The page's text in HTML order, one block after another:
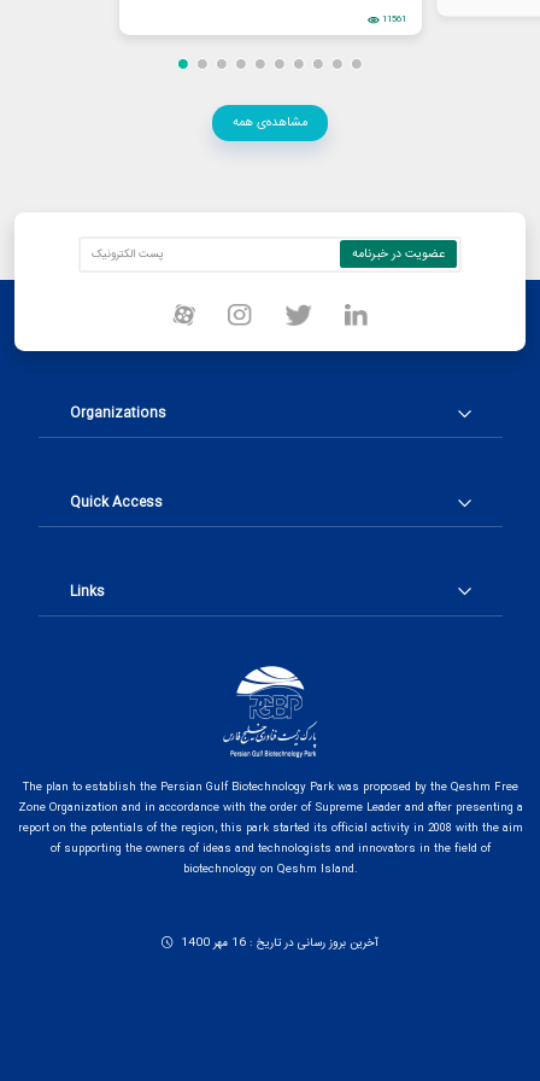
11561
مشاهده‌ی همه
Organizations
Quick Access
Links
The plan to establish the Persian Gulf Biotechnology Park was proposed by the Qeshm Free
Zone Organization and in accordance with the order of Supreme Leader and after presenting a
report on the potentials of the region, this park started its official activity in 2008 with the aim
of supporting the owners of ideas and technologists and innovators in the field of
biotechnology on Qeshm Island.
آخرین بروز رسانی در تاریخ : 16 مهر 1400